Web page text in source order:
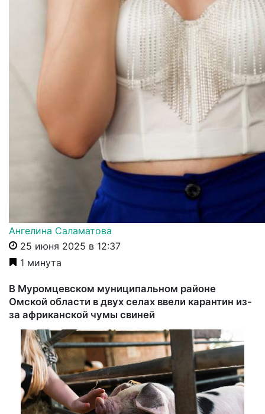
Ангелина Саламатова
25 июня 2025 в 12:37
1 минута
В Муромцевском муниципальном районе
Омской области в двух селах ввели карантин из-
за африканской чумы свиней